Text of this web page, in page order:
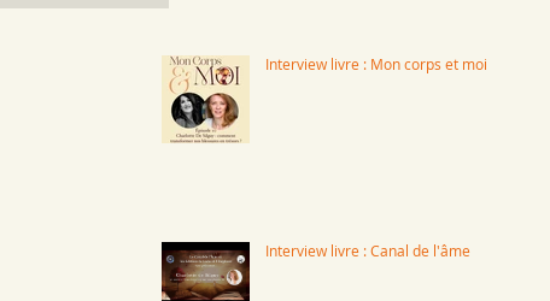
Interview livre : Mon corps et moi
Interview livre : Canal de l'âme